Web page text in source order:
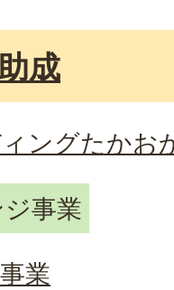
成
ングたかお
事業
業